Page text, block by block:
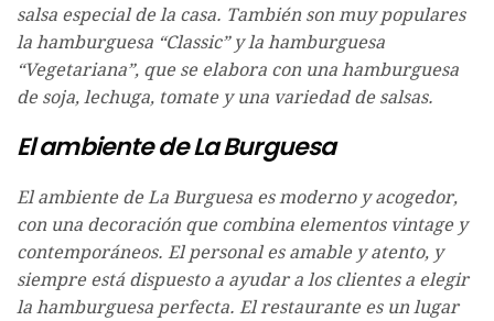
salsa especial de la casa. También son muy populares
la hamburguesa “Classic” y la hamburguesa
“Vegetariana”, que se elabora con una hamburguesa
de soja, lechuga, tomate y una variedad de salsas.
El ambiente de La Burguesa
El ambiente de La Burguesa es moderno y acogedor,
con una decoración que combina elementos vintage y
contemporáneos. El personal es amable y atento, y
siempre está dispuesto a ayudar a los clientes a elegir
la hamburguesa perfecta. El restaurante es un lugar